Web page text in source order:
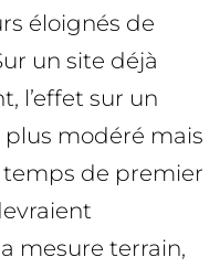
éloignés de
un site déjà
l’effet sur un
modéré mais
de premier
mesure terrain,